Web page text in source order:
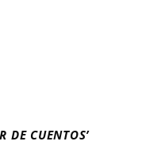
DE CUENTOS’